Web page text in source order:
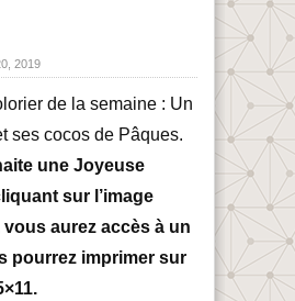
2019
de la semaine : Un
ses cocos de Pâques.
une Joyeuse
sur l’image
aurez accès à un
pourrez imprimer sur